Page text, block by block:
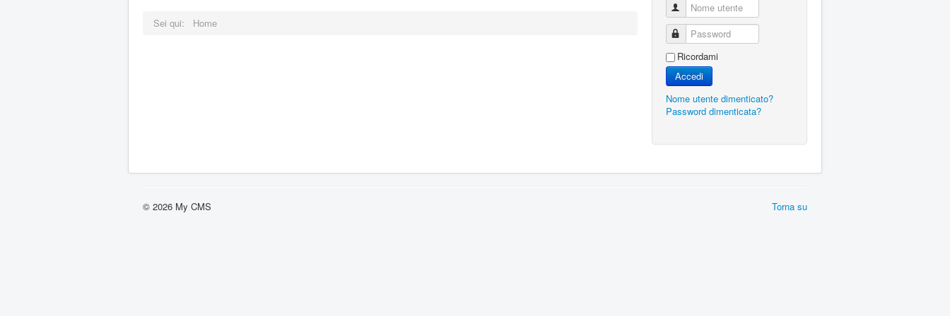
Sei qui: Home
Nome utente
Password
Ricordami
Accedi
Nome utente dimenticato?
Password dimenticata?
Torna su
© 2026 My CMS